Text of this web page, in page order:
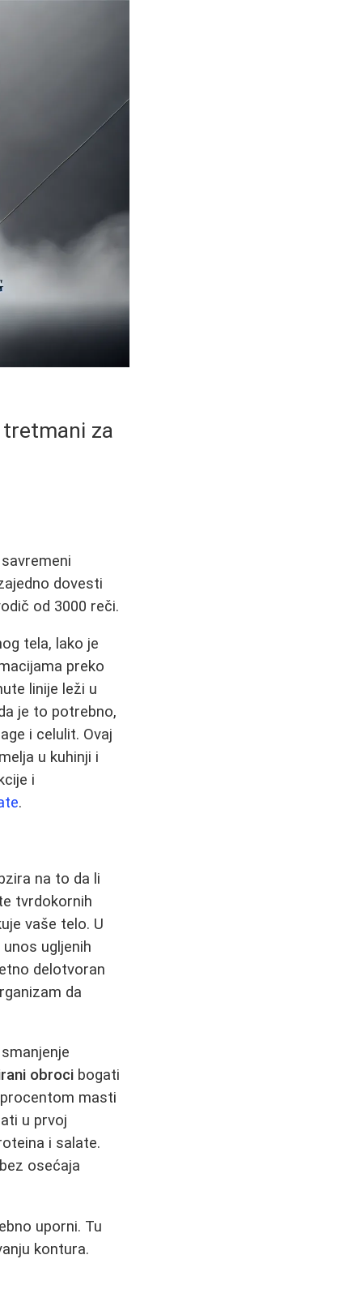
za
dovesti
od 3000 reči.
tela, lako je
preko
linije leži u
je to potrebno,
i celulit. Ovaj
u kuhinji i
i
.
na to da li
tvrdokornih
vaše telo. U
ugljenih
delotvoran
da
obroci bogati
masti
u prvoj
i salate.
osećaja
uporni. Tu
kontura.